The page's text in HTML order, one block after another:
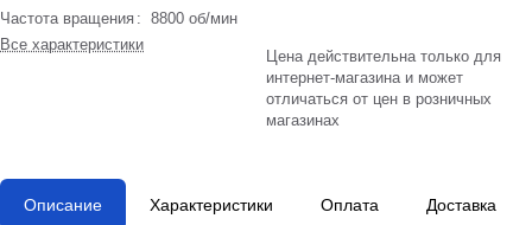
Частота вращения : 8800 об/мин
Все характеристики
Цена действительна только для
интернет-магазина и может
отличаться от цен в розничных
магазинах
Описание Характеристики Оплата Доставка